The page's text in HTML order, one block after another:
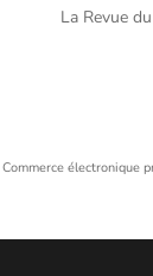
La Revue
Commerce électronique